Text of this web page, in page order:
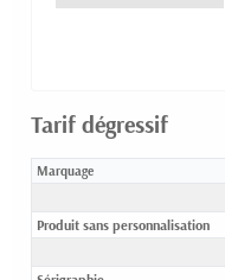
Tarif dégressif
Marquage
Produit sans personnalisation